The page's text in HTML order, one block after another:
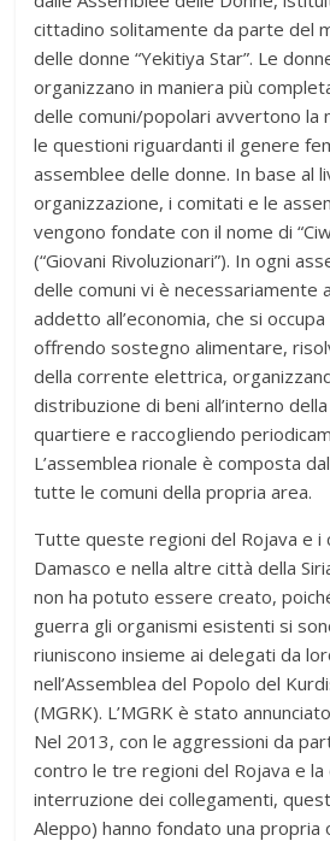
cittadino solitamente da parte del
delle donne “Yekitiya Star”. Le
organizzano in maniera più
delle comuni/popolari avvertono la
le questioni riguardanti il genere
assemblee delle donne. In base al
organizzazione, i comitati e le
vengono fondate con il nome di
(“Giovani Rivoluzionari”). In ogni
delle comuni vi è necessariamente
addetto all’economia, che si
offrendo sostegno alimentare,
della corrente elettrica,
distribuzione di beni all’interno
quartiere e raccogliendo
L’assemblea rionale è composta
tutte le comuni della propria area.
Tutte queste regioni del Rojava e i
Damasco e nella altre città della
non ha potuto essere creato,
guerra gli organismi esistenti si
riuniscono insieme ai delegati da
nell’Assemblea del Popolo del
(MGRK). L’MGRK è stato
Nel 2013, con le aggressioni da
contro le tre regioni del Rojava e la
interruzione dei collegamenti,
Aleppo) hanno fondato una propria